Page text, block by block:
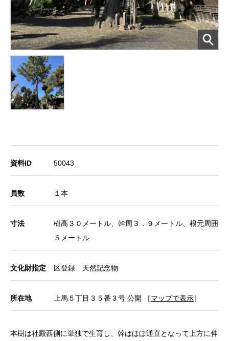
資料ID 50043
員数 １本
寸法
樹高３０メートル、幹周３．９メートル、根元周囲
５メートル
文化財指定 区登録 天然記念物
所在地 上馬５丁目３５番３号 公開 ［マップで表示］
本樹は社殿西側に単独で生育し、幹はほぼ通直となって上方に伸